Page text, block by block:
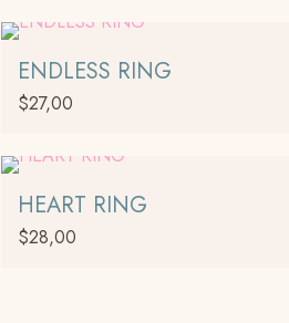
opciones
pueden
elegir
la
página
producto
ENDLESS RING
$27,00
HEART RING
$28,00